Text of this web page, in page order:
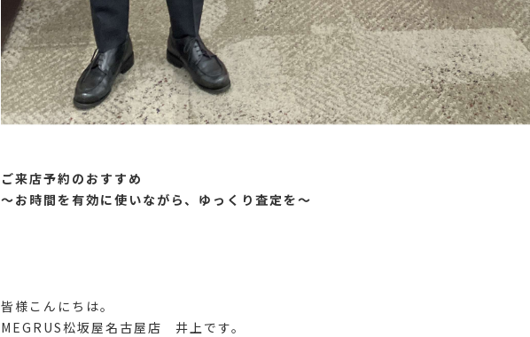
ご来店予約のおすすめ
～お時間を有効に使いながら、ゆっくり査定を～
皆様こんにちは。
MEGRUS松坂屋名古屋店 井上です。